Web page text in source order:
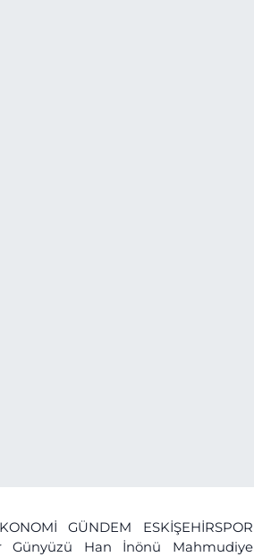
GÜNDEM
ESKİŞEHİRSPOR
Günyüzü Han İnönü
Mahmudiye